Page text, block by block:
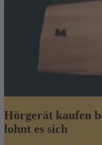
Hörgerät kaufen
lohnt es sich